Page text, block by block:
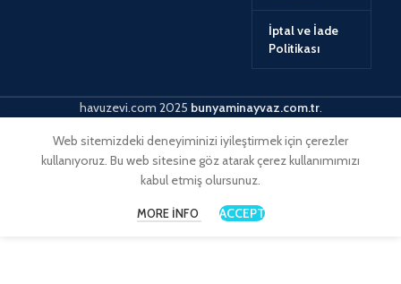
İptal ve İade
Politikası
havuzevi.com 2025 bunyaminayvaz.com.tr.
Web sitemizdeki deneyiminizi iyileştirmek için çerezler
kullanıyoruz. Bu web sitesine göz atarak çerez kullanımımızı
kabul etmiş olursunuz.
MORE INFO ACCEPT